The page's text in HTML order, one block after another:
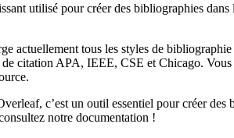
utilisé pour créer des bibliographies
actuellement tous les styles de
citation APA, IEEE, CSE et Chicago.
c’est un outil essentiel pour créer
notre documentation !